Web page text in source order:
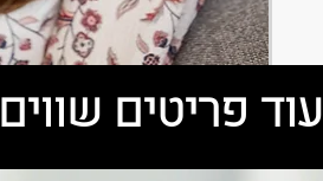
עוד פריטים שווים